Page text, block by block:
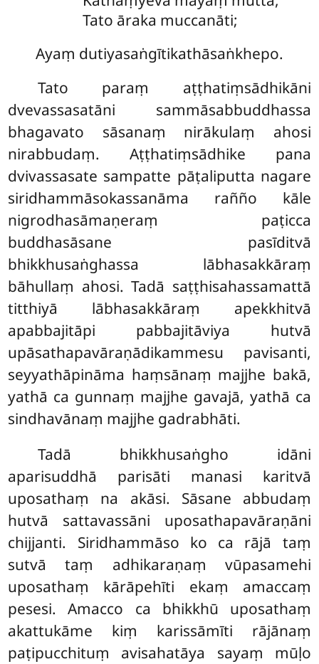
Tato āraka muccanāti;
Ayaṃ dutiyasaṅgītikathāsaṅkhepo.
Tato paraṃ aṭṭhatiṃsādhikāni
dvevassasatāni sammāsabbuddhassa
bhagavato sāsanaṃ nirākulaṃ ahosi
nirabbudaṃ. Aṭṭhatiṃsādhike pana
dvivassasate sampatte pāṭaliputta nagare
siridhammāsokassanāma rañño kāle
nigrodhasāmaṇeraṃ paṭicca
buddhasāsane pasīditvā
bhikkhusaṅghassa lābhasakkāraṃ
bāhullaṃ ahosi. Tadā saṭṭhisahassamattā
titthiyā lābhasakkāraṃ apekkhitvā
apabbajitāpi pabbajitāviya hutvā
upāsathapavāraṇādikammesu pavisanti,
seyyathāpināma haṃsānaṃ majjhe bakā,
yathā ca gunnaṃ majjhe gavajā, yathā ca
sindhavānaṃ majjhe gadrabhāti.
Tadā bhikkhusaṅgho idāni
aparisuddhā parisāti manasi karitvā
uposathaṃ na akāsi. Sāsane abbudaṃ
hutvā sattavassāni uposathapavāraṇāni
chijjanti. Siridhammāso ko ca rājā taṃ
sutvā taṃ adhikaraṇaṃ vūpasamehi
uposathaṃ kārāpehīti ekaṃ amaccaṃ
pesesi. Amacco ca bhikkhū uposathaṃ
akattukāme kiṃ karissāmīti rājānaṃ
paṭipucchituṃ avisahatāya sayaṃ mūḷo